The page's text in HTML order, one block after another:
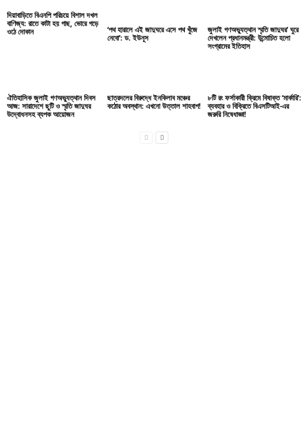
দিয়াবাড়িতে বিএনপি পরিচয়ে বিশাল দখল
বাণিজ্য: রাতে কাটা হয় গাছ, ভোরে গড়ে
ওঠে দোকান
‘পথ হারালে এই জাদুঘরে এসে পথ খুঁজে
নেবো’: ড. ইউনূস
জুলাই গণঅভ্যুত্থান স্মৃতি জাদুঘর’ ঘুরে
দেখলেন প্রধানমন্ত্রী: উন্মোচিত হলো
সংগ্রামের ইতিহাস
ঐতিহাসিক জুলাই গণঅভ্যুত্থান দিবস
আজ: সারাদেশে ছুটি ও স্মৃতি জাদুঘর
উদ্বোধনসহ ব্যপক আয়োজন
ছাত্রদলের বিরুদ্ধে ইনকিলাব মঞ্চের
কঠোর অবস্থান: এখনো উত্তাল শাহবাগ!
৮টি রং ফর্সাকারী ক্রিমে বিষাক্ত ‘মার্কারি’:
ব্যবহার ও বিক্রিতে বিএসটিআই-এর
জরুরি নিষেধাজ্ঞা!